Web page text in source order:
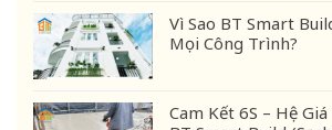
Vì Sao BT Smart
Mọi Công Trình?
Cam Kết 6S – Hệ